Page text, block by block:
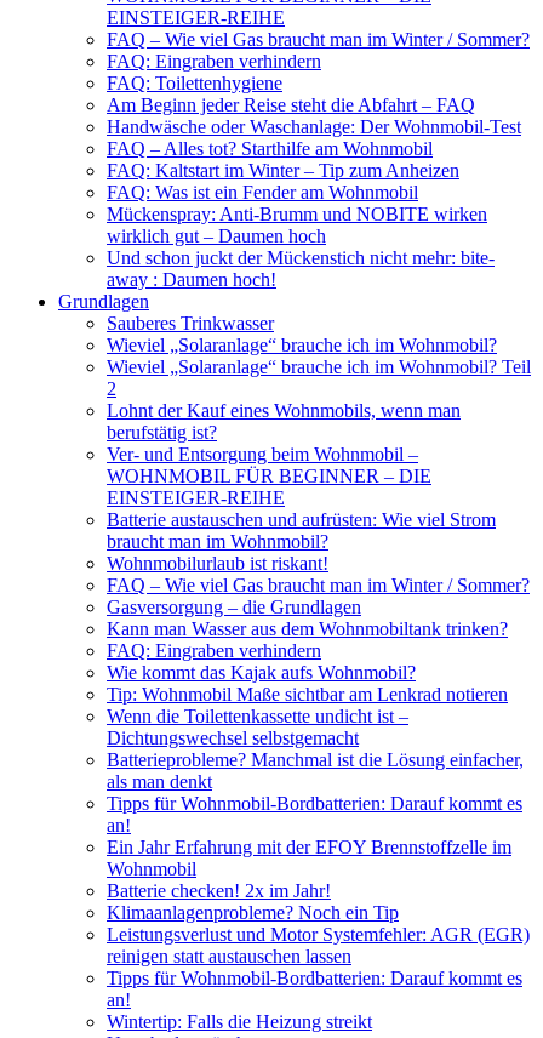
EINSTEIGER-REIHE
FAQ – Wie viel Gas braucht man im Winter / Sommer?
FAQ: Eingraben verhindern
FAQ: Toilettenhygiene
Am Beginn jeder Reise steht die Abfahrt – FAQ
Handwäsche oder Waschanlage: Der Wohnmobil-Test
FAQ – Alles tot? Starthilfe am Wohnmobil
FAQ: Kaltstart im Winter – Tip zum Anheizen
FAQ: Was ist ein Fender am Wohnmobil
Mückenspray: Anti-Brumm und NOBITE wirken
wirklich gut – Daumen hoch
Und schon juckt der Mückenstich nicht mehr: bite-
away : Daumen hoch!
Grundlagen
Sauberes Trinkwasser
Wieviel „Solaranlage“ brauche ich im Wohnmobil?
Wieviel „Solaranlage“ brauche ich im Wohnmobil? Teil
2
Lohnt der Kauf eines Wohnmobils, wenn man
berufstätig ist?
Ver- und Entsorgung beim Wohnmobil –
WOHNMOBIL FÜR BEGINNER – DIE
EINSTEIGER-REIHE
Batterie austauschen und aufrüsten: Wie viel Strom
braucht man im Wohnmobil?
Wohnmobilurlaub ist riskant!
FAQ – Wie viel Gas braucht man im Winter / Sommer?
Gasversorgung – die Grundlagen
Kann man Wasser aus dem Wohnmobiltank trinken?
FAQ: Eingraben verhindern
Wie kommt das Kajak aufs Wohnmobil?
Tip: Wohnmobil Maße sichtbar am Lenkrad notieren
Wenn die Toilettenkassette undicht ist –
Dichtungswechsel selbstgemacht
Batterieprobleme? Manchmal ist die Lösung einfacher,
als man denkt
Tipps für Wohnmobil-Bordbatterien: Darauf kommt es
an!
Ein Jahr Erfahrung mit der EFOY Brennstoffzelle im
Wohnmobil
Batterie checken! 2x im Jahr!
Klimaanlagenprobleme? Noch ein Tip
Leistungsverlust und Motor Systemfehler: AGR (EGR)
reinigen statt austauschen lassen
Tipps für Wohnmobil-Bordbatterien: Darauf kommt es
an!
Wintertip: Falls die Heizung streikt